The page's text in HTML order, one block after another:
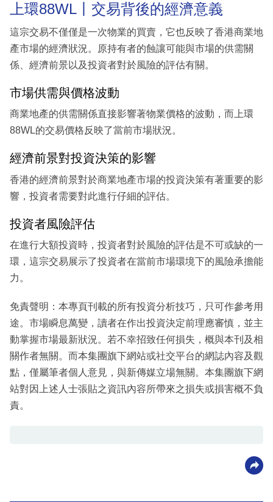
上環88WL丨交易背後的經濟意義
這宗交易不僅僅是一次物業的買賣，它也反映了香港商業地
產市場的經濟狀況。原持有者的蝕讓可能與市場的供需關
係、經濟前景以及投資者對於風險的評估有關。
市場供需與價格波動
商業地產的供需關係直接影響著物業價格的波動，而上環
88WL的交易價格反映了當前市場狀況。
經濟前景對投資決策的影響
香港的經濟前景對於商業地產市場的投資決策有著重要的影
響，投資者需要對此進行仔細的評估。
投資者風險評估
在進行大額投資時，投資者對於風險的評估是不可或缺的一
環，這宗交易展示了投資者在當前市場環境下的風險承擔能
力。
免責聲明：本專頁刊載的所有投資分析技巧，只可作參考用
途。市場瞬息萬變，讀者在作出投資決定前理應審慎，並主
動掌握市場最新狀況。若不幸招致任何損失，概與本刊及相
關作者無關。而本集團旗下網站或社交平台的網誌內容及觀
點，僅屬筆者個人意見，與新傳媒立場無關。本集團旗下網
站對因上述人士張貼之資訊內容所帶來之損失或損害概不負
責。